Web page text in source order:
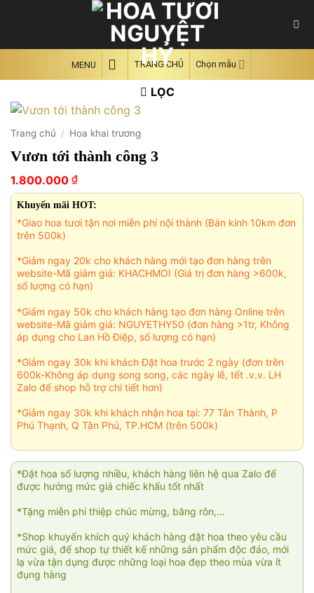
MENU TRANG CHỦ Chọn mẫu
LỌC
Trang chủ / Hoa khai trương
Vươn tới thành công 3
1.800.000 ₫
Khuyến mãi HOT:
*Giao hoa tươi tận nơi miễn phí nội thành (Bán kính 10km đơn
trên 500k)
*Giảm ngay 20k cho khách hàng mới tạo đơn hàng trên
website-Mã giảm giá: KHACHMOI (Giá trị đơn hàng >600k,
số lượng có hạn)
*Giảm ngay 50k cho khách hàng tạo đơn hàng Online trên
website-Mã giảm giá: NGUYETHY50 (đơn hàng >1tr, Không
áp dụng cho Lan Hồ Điệp, số lượng có hạn)
*Giảm ngay 30k khi khách Đặt hoa trước 2 ngày (đơn trên
600k-Không áp dụng song song, các ngày lễ, tết .v.v. LH
Zalo để shop hỗ trợ chi tiết hơn)
*Giảm ngay 30k khi khách nhận hoa tại: 77 Tân Thành, P
Phú Thạnh, Q Tân Phú, TP.HCM (trên 500k)
*Đặt hoa số lượng nhiều, khách hàng liên hệ qua Zalo để
được hưởng mức giá chiếc khấu tốt nhất
*Tặng miễn phí thiệp chúc mừng, băng rôn,...
*Shop khuyến khích quý khách hàng đặt hoa theo yêu cầu
mức giá, để shop tự thiết kế những sản phẩm độc đáo, mới
lạ vừa tận dụng được những loại hoa đẹp theo mùa vừa ít
đụng hàng